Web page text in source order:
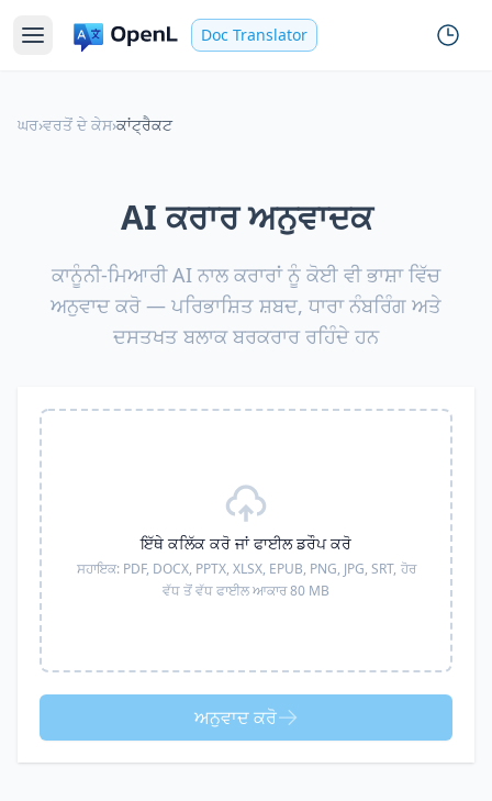
Doc Translator
ਘਰ›ਵਰਤੋਂ ਦੇ ਕੇਸ›ਕਾਂਟ੍ਰੈਕਟ
AI ਕਰਾਰ ਅਨੁਵਾਦਕ
ਕਾਨੂੰਨੀ-ਮਿਆਰੀ AI ਨਾਲ ਕਰਾਰਾਂ ਨੂੰ ਕੋਈ ਵੀ ਭਾਸ਼ਾ ਵਿੱਚ
ਅਨੁਵਾਦ ਕਰੋ — ਪਰਿਭਾਸ਼ਿਤ ਸ਼ਬਦ, ਧਾਰਾ ਨੰਬਰਿੰਗ ਅਤੇ
ਦਸਤਖਤ ਬਲਾਕ ਬਰਕਰਾਰ ਰਹਿੰਦੇ ਹਨ
ਇੱਥੇ ਕਲਿੱਕ ਕਰੋ ਜਾਂ ਫਾਈਲ ਡਰੌਪ ਕਰੋ
ਸਹਾਇਕ: PDF, DOCX, PPTX, XLSX, EPUB, PNG, JPG, SRT, ਹੋਰ
ਵੱਧ ਤੋਂ ਵੱਧ ਫਾਈਲ ਆਕਾਰ 80 MB
ਅਨੁਵਾਦ ਕਰੋ